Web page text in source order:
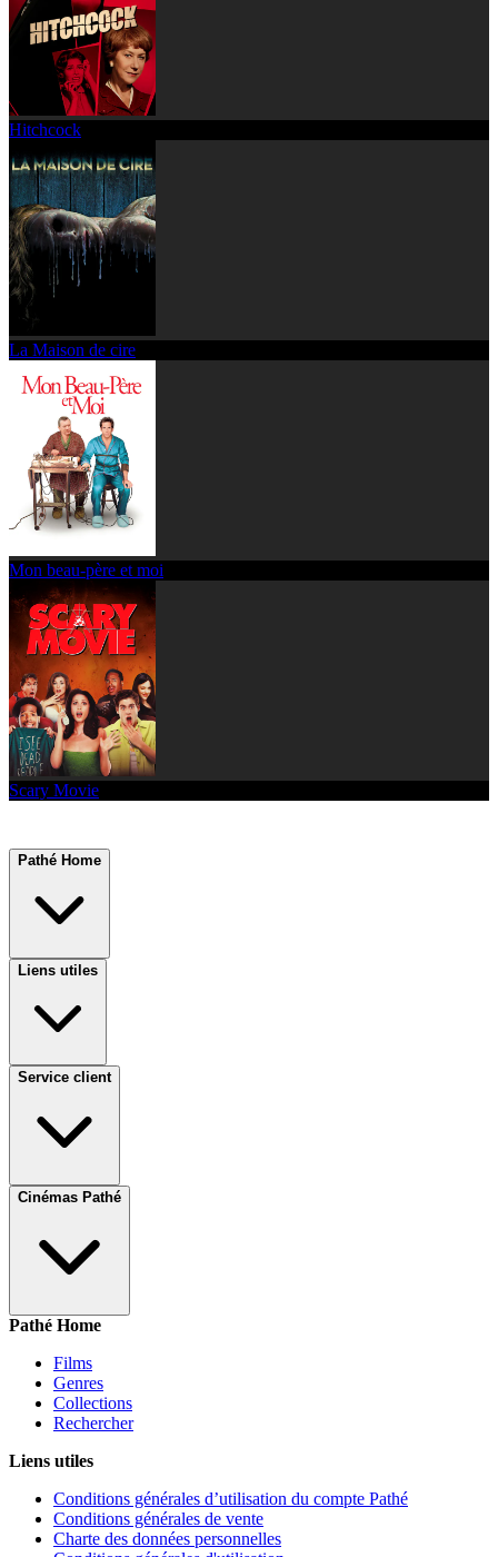
Hitchcock
La Maison de cire
Mon beau-père et moi
Scary Movie
Pathé Home
Liens utiles
Service client
Cinémas Pathé
Pathé Home
Films
Genres
Collections
Rechercher
Liens utiles
Conditions générales d’utilisation du compte Pathé
Conditions générales de vente
Charte des données personnelles